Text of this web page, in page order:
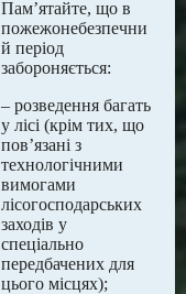
Пам’ятайте, що в
пожежонебезпечни
й період
забороняється:
– розведення багать
у лісі (крім тих, що
пов’язані з
технологічними
вимогами
лісогосподарських
заходів у
спеціально
передбачених для
цього місцях);